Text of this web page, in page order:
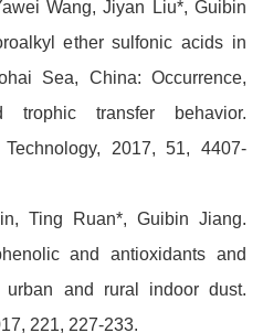
Wang, Jiyan Liu*, Guibin
ether sulfonic acids in
Sea, China: Occurrence,
trophic transfer behavior.
2017, 51, 4407-
Ting Ruan*, Guibin Jiang.
and antioxidants and
urban and rural indoor dust.
221, 227-233.